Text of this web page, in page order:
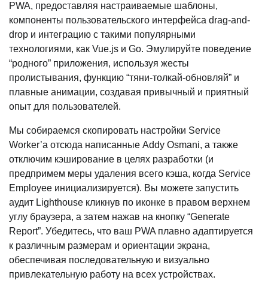
PWA, предоставляя настраиваемые шаблоны,
компоненты пользовательского интерфейса drag-and-
drop и интеграцию с такими популярными
технологиями, как Vue.js и Go. Эмулируйте поведение
“родного” приложения, используя жесты
пролистывания, функцию “тяни-толкай-обновляй” и
плавные анимации, создавая привычный и приятный
опыт для пользователей.
Мы собираемся скопировать настройки Service
Worker’а отсюда написанные Addy Osmani, а также
отключим кэширование в целях разработки (и
предпримем меры удаления всего кэша, когда Service
Employee инициализируется). Вы можете запустить
аудит Lighthouse кликнув по иконке в правом верхнем
углу браузера, а затем нажав на кнопку “Generate
Report”. Убедитесь, что ваш PWA плавно адаптируется
к различным размерам и ориентации экрана,
обеспечивая последовательную и визуально
привлекательную работу на всех устройствах.